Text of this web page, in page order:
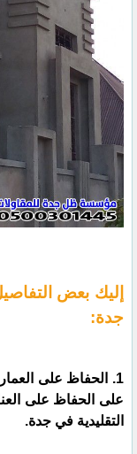
إليك بعض
جدة:
1. الحفاظ على
على الحفاظ على
التقليدية في جدة.